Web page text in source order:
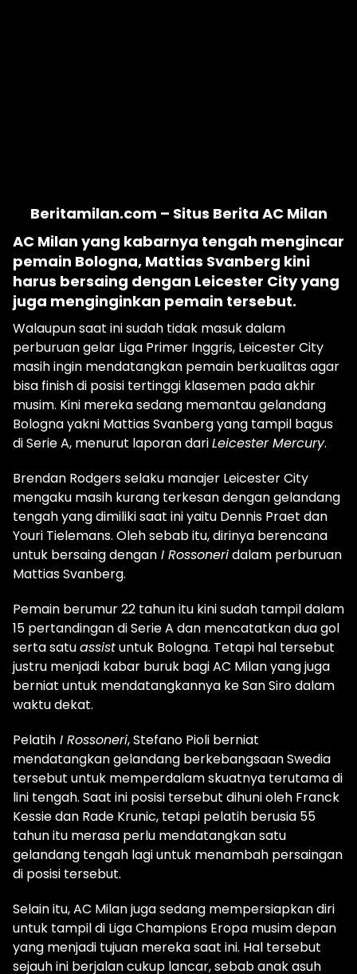
Beritamilan.com – Situs Berita AC Milan
AC Milan yang kabarnya tengah mengincar
pemain Bologna, Mattias Svanberg kini
harus bersaing dengan Leicester City yang
juga menginginkan pemain tersebut.
Walaupun saat ini sudah tidak masuk dalam
perburuan gelar Liga Primer Inggris, Leicester City
masih ingin mendatangkan pemain berkualitas agar
bisa finish di posisi tertinggi klasemen pada akhir
musim. Kini mereka sedang memantau gelandang
Bologna yakni Mattias Svanberg yang tampil bagus
di Serie A, menurut laporan dariLeicester Mercury.
Brendan Rodgers selaku manajer Leicester City
mengaku masih kurang terkesan dengan gelandang
tengah yang dimiliki saat ini yaitu Dennis Praet dan
Youri Tielemans. Oleh sebab itu, dirinya berencana
untuk bersaing dengan I Rossoneridalam perburuan
Mattias Svanberg.
Pemain berumur 22 tahun itu kini sudah tampil dalam
15 pertandingan di Serie A dan mencatatkan dua gol
serta satuassistuntuk Bologna. Tetapi hal tersebut
justru menjadi kabar buruk bagi AC Milan yang juga
berniat untuk mendatangkannya ke San Siro dalam
waktu dekat.
Pelatih I Rossoneri, Stefano Pioli berniat
mendatangkan gelandang berkebangsaan Swedia
tersebut untuk memperdalam skuatnya terutama di
lini tengah. Saat ini posisi tersebut dihuni oleh Franck
Kessie dan Rade Krunic, tetapi pelatih berusia 55
tahun itu merasa perlu mendatangkan satu
gelandang tengah lagi untuk menambah persaingan
di posisi tersebut.
Selain itu, AC Milan juga sedang mempersiapkan diri
untuk tampil di Liga Champions Eropa musim depan
yang menjadi tujuan mereka saat ini. Hal tersebut
sejauh ini berjalan cukup lancar, sebab anak asuh